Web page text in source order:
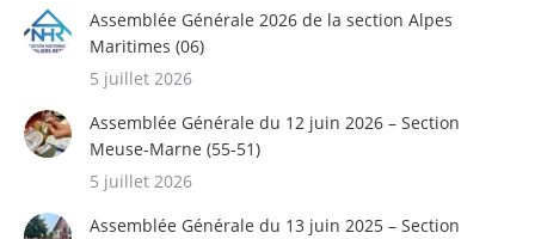
Assemblée Générale 2026 de la section Alpes
Maritimes (06)
5 juillet 2026
Assemblée Générale du 12 juin 2026 – Section
Meuse-Marne (55-51)
5 juillet 2026
Assemblée Générale du 13 juin 2025 – Section